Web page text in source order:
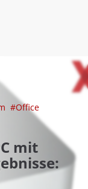
#Office
mit